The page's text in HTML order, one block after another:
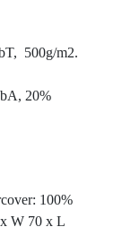
500g/m2.
20%
100%
W 70 x L